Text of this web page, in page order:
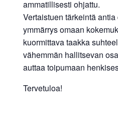
ammatillisesti ohjattu.
Vertaistuen tärkeintä
ymmärrys omaan
kuormittava taakka
vähemmän hallitsevan
auttaa toipumaan
Tervetuloa!